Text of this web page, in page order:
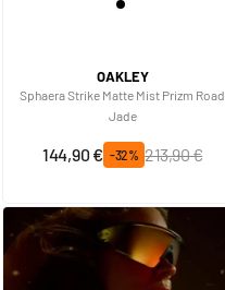
OAKLEY
Sphaera Strike Matte Mist Prizm Road
Jade
Prix spécial
144,90 € -32%
Prix normal
213,90 €